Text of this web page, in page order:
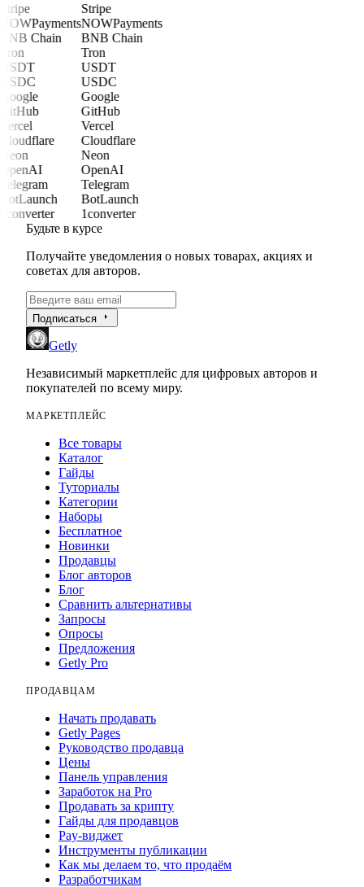
Stripe
NOWPayments
BNB Chain
Tron
USDT
USDC
Google
GitHub
Vercel
Cloudflare
Neon
OpenAI
Telegram
BotLaunch
1converter
Stripe
NOWPayments
BNB Chain
Tron
USDT
USDC
Google
GitHub
Vercel
Cloudflare
Neon
OpenAI
Telegram
BotLaunch
1converter
Будьте в курсе
Получайте уведомления о новых товарах, акциях и
советах для авторов.
Подписаться arrow_right
Getly
Независимый маркетплейс для цифровых авторов и
покупателей по всему миру.
МАРКЕТПЛЕЙС
Все товары
Каталог
Гайды
Туториалы
Категории
Наборы
Бесплатное
Новинки
Продавцы
Блог авторов
Блог
Сравнить альтернативы
Запросы
Опросы
Предложения
Getly Pro
ПРОДАВЦАМ
Начать продавать
Getly Pages
Руководство продавца
Цены
Панель управления
Заработок на Pro
Продавать за крипту
Гайды для продавцов
Pay-виджет
Инструменты публикации
Как мы делаем то, что продаём
Разработчикам